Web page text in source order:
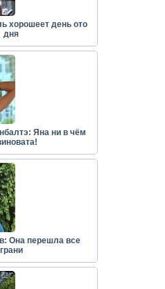
хорошеет день ото
дня
Яна ни в чём
Она перешла все
грани